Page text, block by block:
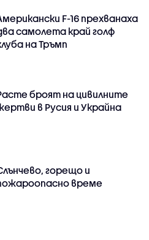
F-16 прехванаха
самолета край голф
на Тръмп
броят на цивилните
в Русия и Украйна
горещо и
време